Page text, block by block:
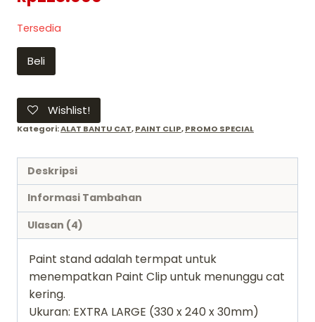
Tersedia
Kuantitas
Tempat
Stand
EXTRA
-
MR
PAINT
STAND
JAPAN
quality
Beli
Wishlist!
Kategori:ALAT BANTU CAT,PAINT CLIP,PROMO SPECIAL
Deskripsi
Informasi Tambahan
Ulasan (4)
Paint stand adalah termpat untuk
menempatkan Paint Clip untuk menunggu cat
kering.
Ukuran: EXTRA LARGE (330 x 240 x 30mm)